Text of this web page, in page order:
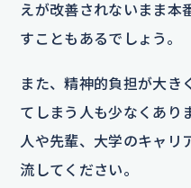
えが改善されないまま本
すこともあるでしょう。
また、精神的負担が大き
てしまう人も少なくあり
人や先輩、大学のキャリ
流してください。